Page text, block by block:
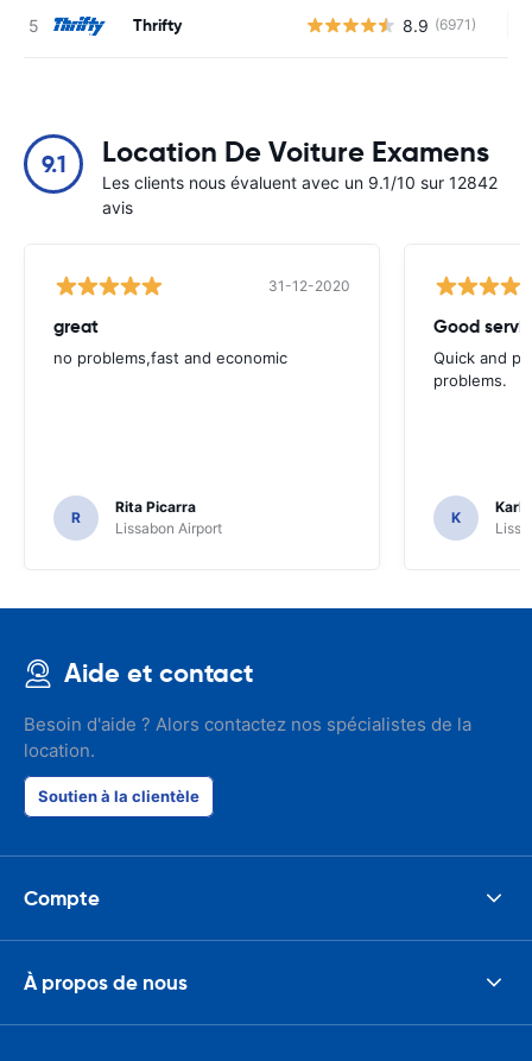
Thrifty 8.9 (6971)
9.1 Location De Voiture Examens
Les clients nous évaluent avec un 9.1/10 sur 12842
avis
31-12-2020
great
no problems,fast and economic
R
Rita Picarra
Lissabon Airport
Good
Quick and
problems.
K
Karl
Aide et contact
Besoin d'aide ? Alors contactez nos spécialistes de la
location.
Soutien à la clientèle
Compte
À propos de nous